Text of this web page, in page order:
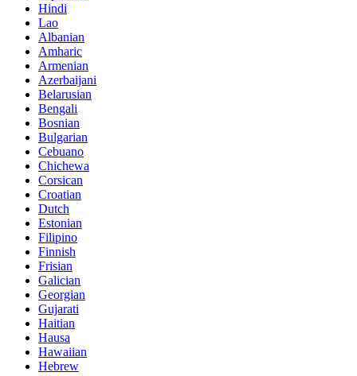
Hindi
Lao
Albanian
Amharic
Armenian
Azerbaijani
Belarusian
Bengali
Bosnian
Bulgarian
Cebuano
Chichewa
Corsican
Croatian
Dutch
Estonian
Filipino
Finnish
Frisian
Galician
Georgian
Gujarati
Haitian
Hausa
Hawaiian
Hebrew